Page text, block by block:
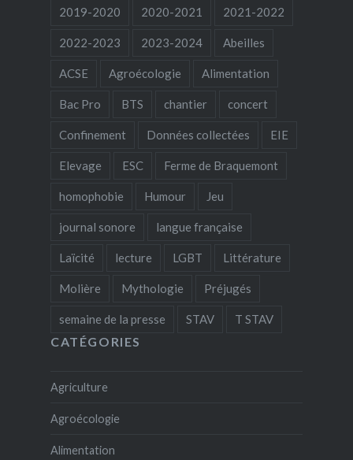
2019-2020 2020-2021 2021-2022
2022-2023 2023-2024 Abeilles
ACSE Agroécologie Alimentation
Bac Pro BTS chantier concert
Confinement Données collectées EIE
Elevage ESC Ferme de Braquemont
homophobie Humour Jeu
journal sonore langue française
Laïcité lecture LGBT Littérature
Molière Mythologie Préjugés
semaine de la presse STAV T STAV
CATÉGORIES
Agriculture
Agroécologie
Alimentation